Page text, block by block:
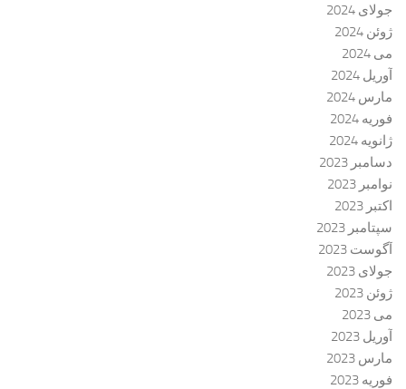
جولای 2024
ژوئن 2024
می 2024
آوریل 2024
مارس 2024
فوریه 2024
ژانویه 2024
دسامبر 2023
نوامبر 2023
اکتبر 2023
سپتامبر 2023
آگوست 2023
جولای 2023
ژوئن 2023
می 2023
آوریل 2023
مارس 2023
فوریه 2023